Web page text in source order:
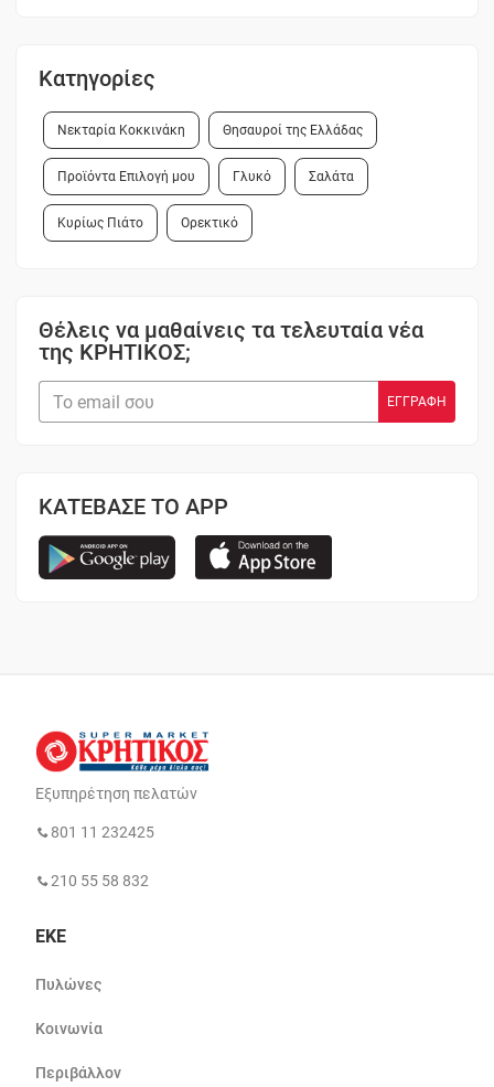
Κατηγορίες
Νεκταρία Κοκκινάκη Θησαυροί της Ελλάδας
Προϊόντα Επιλογή μου Γλυκό Σαλάτα
Κυρίως Πιάτο Ορεκτικό
Θέλεις να μαθαίνεις τα τελευταία νέα
της ΚΡΗΤΙΚΟΣ;
ΚΑΤΕΒΑΣΕ ΤΟ APP
Εξυπηρέτηση πελατών
801 11 232425
210 55 58 832
ΕΚΕ
Πυλώνες
Κοινωνία
Περιβάλλον